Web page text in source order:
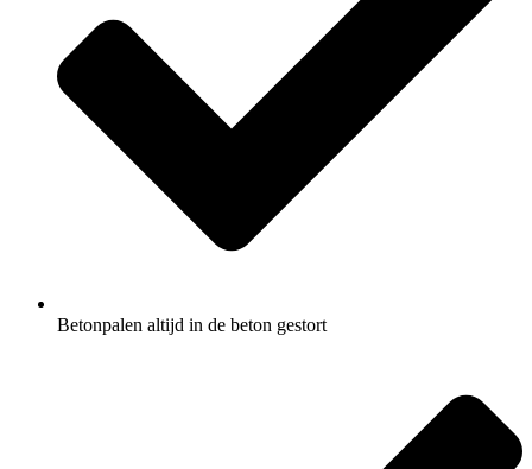
Betonpalen altijd in de beton gestort